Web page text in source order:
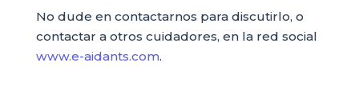
No dude en contactarnos para discutirlo, o
contactar a otros cuidadores, en la red social
www.e-aidants.com.